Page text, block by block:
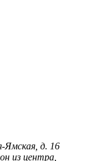
Ямская, д. 16
из центра,